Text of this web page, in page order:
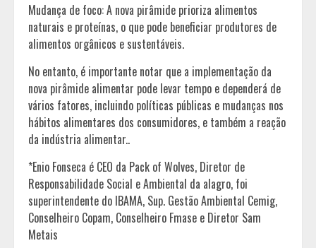
Mudança de foco: A nova pirâmide prioriza alimentos
naturais e proteínas, o que pode beneficiar produtores de
alimentos orgânicos e sustentáveis.
No entanto, é importante notar que a implementação da
nova pirâmide alimentar pode levar tempo e dependerá de
vários fatores, incluindo políticas públicas e mudanças nos
hábitos alimentares dos consumidores, e também a reação
da indústria alimentar..
*Enio Fonseca é CEO da Pack of Wolves, Diretor de
Responsabilidade Social e Ambiental da alagro, foi
superintendente do IBAMA, Sup. Gestão Ambiental Cemig,
Conselheiro Copam, Conselheiro Fmase e Diretor Sam
Metais